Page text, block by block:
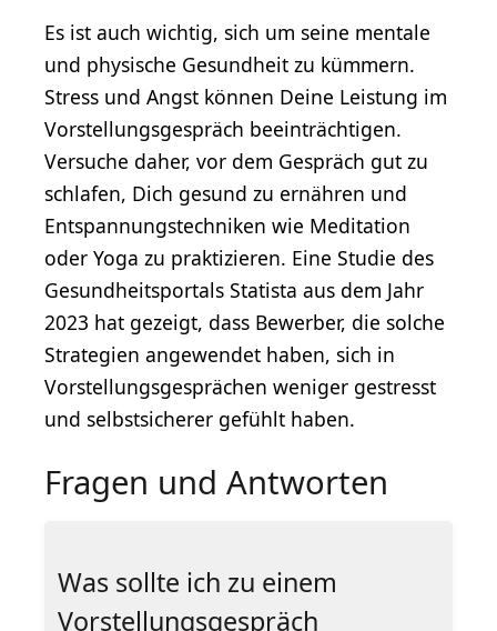
Es ist auch wichtig, sich um seine mentale
und physische Gesundheit zu kümmern.
Stress und Angst können Deine Leistung im
Vorstellungsgespräch beeinträchtigen.
Versuche daher, vor dem Gespräch gut zu
schlafen, Dich gesund zu ernähren und
Entspannungstechniken wie Meditation
oder Yoga zu praktizieren. Eine Studie des
Gesundheitsportals Statista aus dem Jahr
2023 hat gezeigt, dass Bewerber, die solche
Strategien angewendet haben, sich in
Vorstellungsgesprächen weniger gestresst
und selbstsicherer gefühlt haben.
Fragen und Antworten
Was sollte ich zu einem
Vorstellungsgespräch